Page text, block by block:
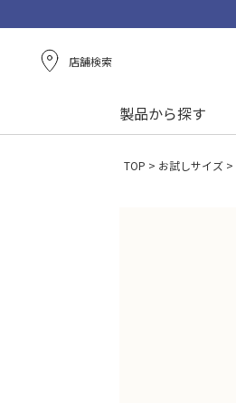
店舗検索
製品から探す
TOP お試しサイズ